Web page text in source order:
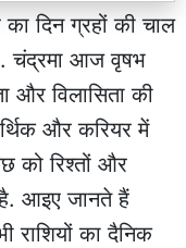
का दिन ग्रहों की चाल
चंद्रमा आज वृषभ
और विलासिता की
और करियर में
को रिश्तों और
है. आइए जानते हैं
राशियों का दैनिक